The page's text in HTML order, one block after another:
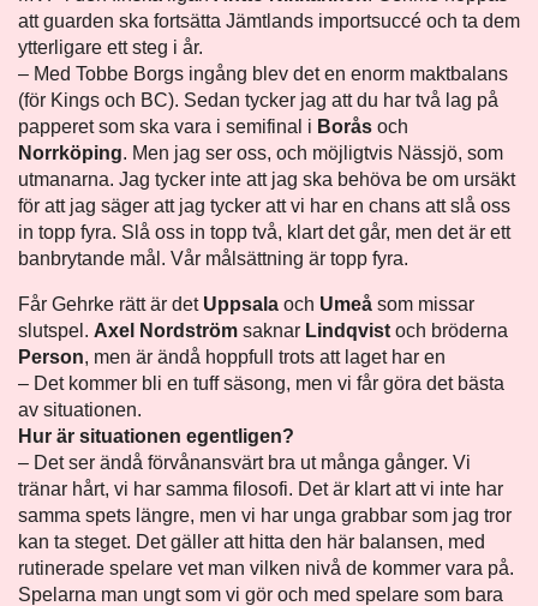
att guarden ska fortsätta Jämtlands importsuccé och ta dem
ytterligare ett steg i år.
– Med Tobbe Borgs ingång blev det en enorm maktbalans
(för Kings och BC). Sedan tycker jag att du har två lag på
papperet som ska vara i semifinal i Borås och
Norrköping. Men jag ser oss, och möjligtvis Nässjö, som
utmanarna. Jag tycker inte att jag ska behöva be om ursäkt
för att jag säger att jag tycker att vi har en chans att slå oss
in topp fyra. Slå oss in topp två, klart det går, men det är ett
banbrytande mål. Vår målsättning är topp fyra.
Får Gehrke rätt är det Uppsala och Umeå som missar
slutspel. Axel Nordström saknar Lindqvist och bröderna
Person, men är ändå hoppfull trots att laget har en
– Det kommer bli en tuff säsong, men vi får göra det bästa
av situationen.
Hur är situationen egentligen?
– Det ser ändå förvånansvärt bra ut många gånger. Vi
tränar hårt, vi har samma filosofi. Det är klart att vi inte har
samma spets längre, men vi har unga grabbar som jag tror
kan ta steget. Det gäller att hitta den här balansen, med
rutinerade spelare vet man vilken nivå de kommer vara på.
Spelarna man ungt som vi gör och med spelare som bara